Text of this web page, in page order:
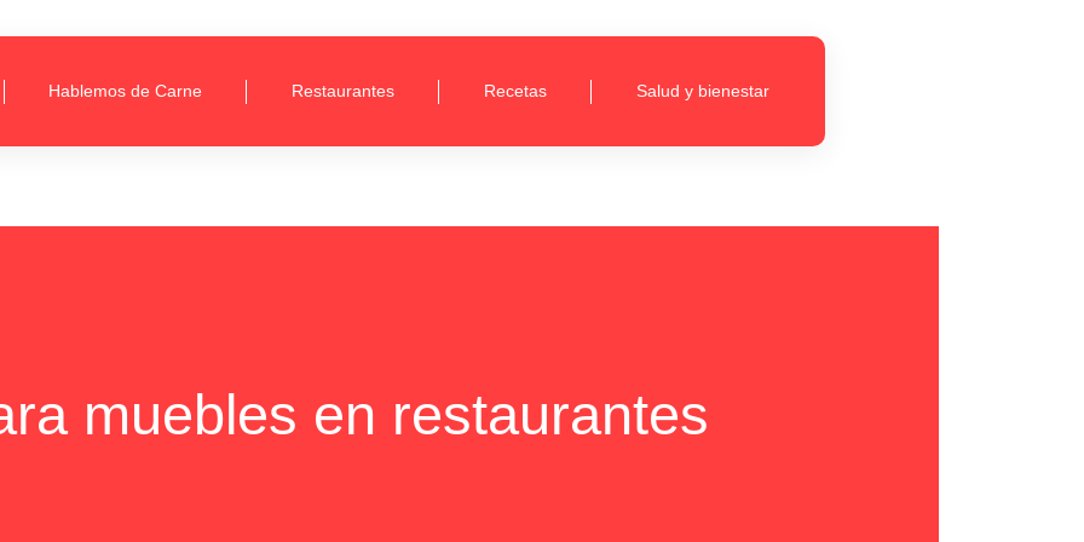
Hablemos de Carne Restaurantes Recetas Salud y bienestar
muebles en restaurantes